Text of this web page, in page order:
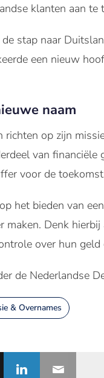
klanten aan te
stap naar
een nieuw
naam
op zijn
van
voor de
het bieden van
maken. Denk
over hun geld
de Nederlandse
& Overnames